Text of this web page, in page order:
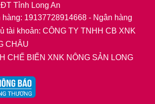
Tỉnh Long An
hàng: 19137728914668- Ngân hàng
tài khoản: CÔNG TY TNHH CB XNK
CHÂU